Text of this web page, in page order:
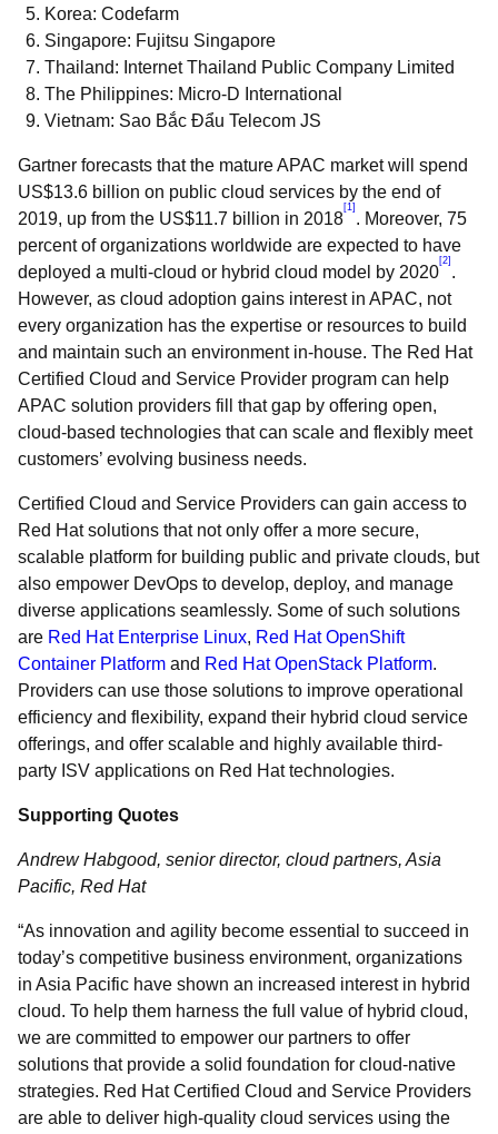
Korea: Codefarm
Singapore: Fujitsu Singapore
Thailand: Internet Thailand Public Company Limited
The Philippines: Micro-D International
Vietnam: Sao Bắc Đẩu Telecom JS
Gartner forecasts that the mature APAC market will spend
US$13.6 billion on public cloud services by the end of
2019, up from the US$11.7 billion in 2018
[1]
. Moreover, 75
percent of organizations worldwide are expected to have
deployed a multi-cloud or hybrid cloud model by 2020
[2]
.
However, as cloud adoption gains interest in APAC, not
every organization has the expertise or resources to build
and maintain such an environment in-house. The Red Hat
Certified Cloud and Service Provider program can help
APAC solution providers fill that gap by offering open,
cloud-based technologies that can scale and flexibly meet
customers’ evolving business needs.
Certified Cloud and Service Providers can gain access to
Red Hat solutions that not only offer a more secure,
scalable platform for building public and private clouds, but
also empower DevOps to develop, deploy, and manage
diverse applications seamlessly. Some of such solutions
are Red Hat Enterprise Linux, Red Hat OpenShift
Container Platform and Red Hat OpenStack Platform.
Providers can use those solutions to improve operational
efficiency and flexibility, expand their hybrid cloud service
offerings, and offer scalable and highly available third-
party ISV applications on Red Hat technologies.
Supporting Quotes
Andrew Habgood, senior director, cloud partners, Asia
Pacific, Red Hat
“As innovation and agility become essential to succeed in
today’s competitive business environment, organizations
in Asia Pacific have shown an increased interest in hybrid
cloud. To help them harness the full value of hybrid cloud,
we are committed to empower our partners to offer
solutions that provide a solid foundation for cloud-native
strategies. Red Hat Certified Cloud and Service Providers
are able to deliver high-quality cloud services using the